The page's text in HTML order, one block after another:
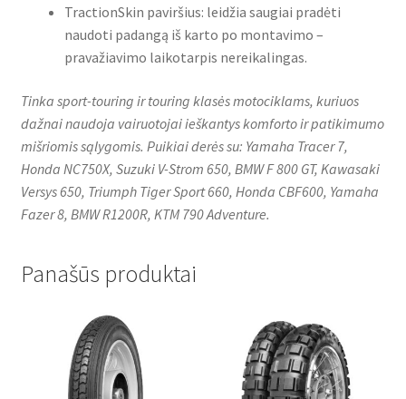
TractionSkin paviršius: leidžia saugiai pradėti
naudoti padangą iš karto po montavimo –
pravažiavimo laikotarpis nereikalingas.
Tinka sport-touring ir touring klasės motociklams, kuriuos
dažnai naudoja vairuotojai ieškantys komforto ir patikimumo
mišriomis sąlygomis. Puikiai derės su: Yamaha Tracer 7,
Honda NC750X, Suzuki V-Strom 650, BMW F 800 GT, Kawasaki
Versys 650, Triumph Tiger Sport 660, Honda CBF600, Yamaha
Fazer 8, BMW R1200R, KTM 790 Adventure.
Panašūs produktai